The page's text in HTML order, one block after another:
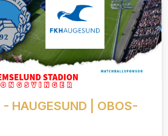
- HAUGESUND | OBOS-